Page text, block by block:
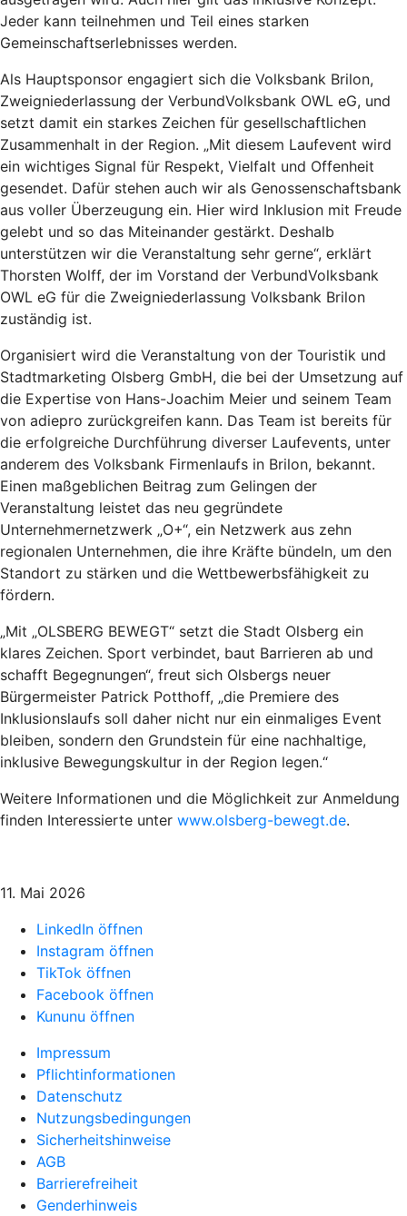
Jeder kann teilnehmen und Teil eines starken
Gemeinschaftserlebnisses werden.
Als Hauptsponsor engagiert sich die Volksbank Brilon,
Zweigniederlassung der VerbundVolksbank OWL eG, und
setzt damit ein starkes Zeichen für gesellschaftlichen
Zusammenhalt in der Region. „Mit diesem Laufevent wird
ein wichtiges Signal für Respekt, Vielfalt und Offenheit
gesendet. Dafür stehen auch wir als Genossenschaftsbank
aus voller Überzeugung ein. Hier wird Inklusion mit Freude
gelebt und so das Miteinander gestärkt. Deshalb
unterstützen wir die Veranstaltung sehr gerne“, erklärt
Thorsten Wolff, der im Vorstand der VerbundVolksbank
OWL eG für die Zweigniederlassung Volksbank Brilon
zuständig ist.
Organisiert wird die Veranstaltung von der Touristik und
Stadtmarketing Olsberg GmbH, die bei der Umsetzung auf
die Expertise von Hans-Joachim Meier und seinem Team
von adiepro zurückgreifen kann. Das Team ist bereits für
die erfolgreiche Durchführung diverser Laufevents, unter
anderem des Volksbank Firmenlaufs in Brilon, bekannt.
Einen maßgeblichen Beitrag zum Gelingen der
Veranstaltung leistet das neu gegründete
Unternehmernetzwerk „O+“, ein Netzwerk aus zehn
regionalen Unternehmen, die ihre Kräfte bündeln, um den
Standort zu stärken und die Wettbewerbsfähigkeit zu
fördern.
„Mit „OLSBERG BEWEGT“ setzt die Stadt Olsberg ein
klares Zeichen. Sport verbindet, baut Barrieren ab und
schafft Begegnungen“, freut sich Olsbergs neuer
Bürgermeister Patrick Potthoff, „die Premiere des
Inklusionslaufs soll daher nicht nur ein einmaliges Event
bleiben, sondern den Grundstein für eine nachhaltige,
inklusive Bewegungskultur in der Region legen.“
Weitere Informationen und die Möglichkeit zur Anmeldung
finden Interessierte unter www.olsberg-bewegt.de.
11. Mai 2026
LinkedIn öffnen
Instagram öffnen
TikTok öffnen
Facebook öffnen
Kununu öffnen
Impressum
Pflichtinformationen
Datenschutz
Nutzungsbedingungen
Sicherheitshinweise
AGB
Barrierefreiheit
Genderhinweis